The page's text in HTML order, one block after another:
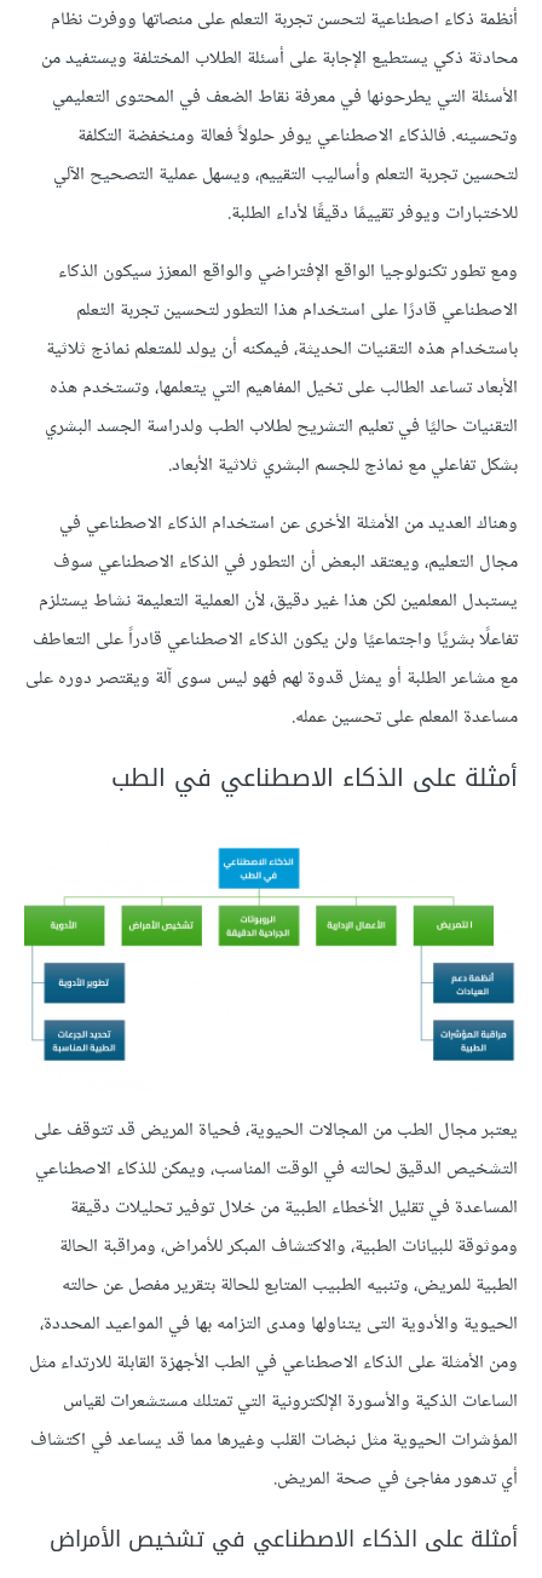
أنظمة ذكاء اصطناعية لتحسن تجربة التعلم على منصاتها ووفرت نظام
محادثة ذكي يستطيع الإجابة على أسئلة الطلاب المختلفة ويستفيد من
الأسئلة التي يطرحونها في معرفة نقاط الضعف في المحتوى التعليمي
وتحسينه. فالذكاء الاصطناعي يوفر حلولاً فعالة ومنخفضة التكلفة
لتحسين تجربة التعلم وأساليب التقييم، ويسهل عملية التصحيح الآلي
للاختبارات ويوفر تقييمًا دقيقًا لأداء الطلبة.
ومع تطور تكنولوجيا الواقع الإفتراضي والواقع المعزز سيكون الذكاء
الاصطناعي قادرًا على استخدام هذا التطور لتحسين تجربة التعلم
باستخدام هذه التقنيات الحديثة، فيمكنه أن يولد للمتعلم نماذج ثلاثية
الأبعاد تساعد الطالب على تخيل المفاهيم التي يتعلمها، وتستخدم هذه
التقنيات حاليًا في تعليم التشريح لطلاب الطب ولدراسة الجسد البشري
بشكل تفاعلي مع نماذج للجسم البشري ثلاثية الأبعاد.
وهناك العديد من الأمثلة الأخرى عن استخدام الذكاء الاصطناعي في
مجال التعليم، ويعتقد البعض أن التطور في الذكاء الاصطناعي سوف
يستبدل المعلمين لكن هذا غير دقيق، لأن العملية التعليمة نشاط يستلزم
تفاعلًا بشريًا واجتماعيًا ولن يكون الذكاء الاصطناعي قادراً على التعاطف
مع مشاعر الطلبة أو يمثل قدوة لهم فهو ليس سوى آلة ويقتصر دوره على
مساعدة المعلم على تحسين عمله.
أمثلة على الذكاء الاصطناعي في الطب
يعتبر مجال الطب من المجالات الحيوية، فحياة المريض قد تتوقف على
التشخيص الدقيق لحالته في الوقت المناسب، ويمكن للذكاء الاصطناعي
المساعدة في تقليل الأخطاء الطبية من خلال توفير تحليلات دقيقة
وموثوقة للبيانات الطبية، والاكتشاف المبكر للأمراض، ومراقبة الحالة
الطبية للمريض، وتنبيه الطبيب المتابع للحالة بتقرير مفصل عن حالته
الحيوية والأدوية التى يتناولها ومدى التزامه بها في المواعيد المحددة،
ومن الأمثلة على الذكاء الاصطناعي في الطب الأجهزة القابلة للارتداء مثل
الساعات الذكية والأسورة الإلكترونية التي تمتلك مستشعرات لقياس
المؤشرات الحيوية مثل نبضات القلب وغيرها مما قد يساعد في اكتشاف
أي تدهور مفاجئ في صحة المريض.
أمثلة على الذكاء الاصطناعي في تشخيص الأمراض